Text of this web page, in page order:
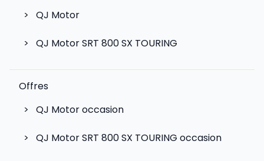
> QJ Motor
> QJ Motor SRT 800 SX TOURING
Offres
>
QJ Motor occasion
> QJ Motor SRT 800 SX TOURING occasion